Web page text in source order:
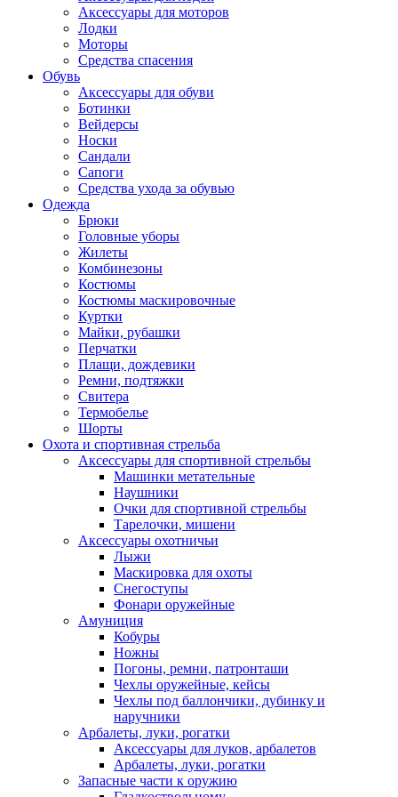
Аксессуары для моторов
Лодки
Моторы
Средства спасения
Обувь
Аксессуары для обуви
Ботинки
Вейдерсы
Носки
Сандали
Сапоги
Средства ухода за обувью
Одежда
Брюки
Головные уборы
Жилеты
Комбинезоны
Костюмы
Костюмы маскировочные
Куртки
Майки, рубашки
Перчатки
Плащи, дождевики
Ремни, подтяжки
Свитера
Термобелье
Шорты
Охота и спортивная стрельба
Аксессуары для спортивной стрельбы
Машинки метательные
Наушники
Очки для спортивной стрельбы
Тарелочки, мишени
Аксессуары охотничьи
Лыжи
Маскировка для охоты
Снегоступы
Фонари оружейные
Амуниция
Кобуры
Ножны
Погоны, ремни, патронташи
Чехлы оружейные, кейсы
Чехлы под баллончики, дубинку и
наручники
Арбалеты, луки, рогатки
Аксессуары для луков, арбалетов
Арбалеты, луки, рогатки
Запасные части к оружию